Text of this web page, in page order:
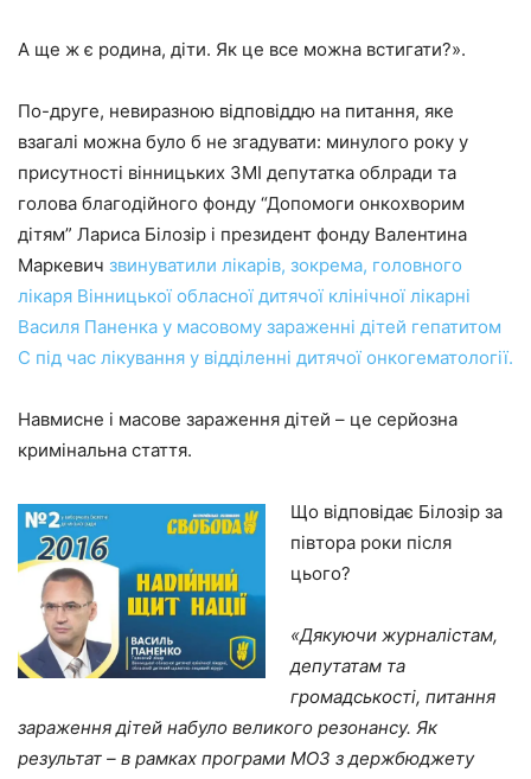
А ще ж є родина, діти. Як це все можна встигати?».
По-друге, невиразною відповіддю на питання, яке
взагалі можна було б не згадувати: минулого року у
присутності вінницьких ЗМІ депутатка облради та
голова благодійного фонду “Допомоги онкохворим
дітям” Лариса Білозір і президент фонду Валентина
Маркевич звинуватили лікарів, зокрема, головного
лікаря Вінницької обласної дитячої клінічної лікарні
Василя Паненка у масовому зараженні дітей гепатитом
С під час лікування у відділенні дитячої онкогематології.
Навмисне і масове зараження дітей – це серйозна
кримінальна стаття.
Що відповідає Білозір за
півтора роки після
цього?
«Дякуючи журналістам,
депутатам та
громадськості, питання
зараження дітей набуло великого резонансу. Як
результат – в рамках програми МОЗ з держбюджету